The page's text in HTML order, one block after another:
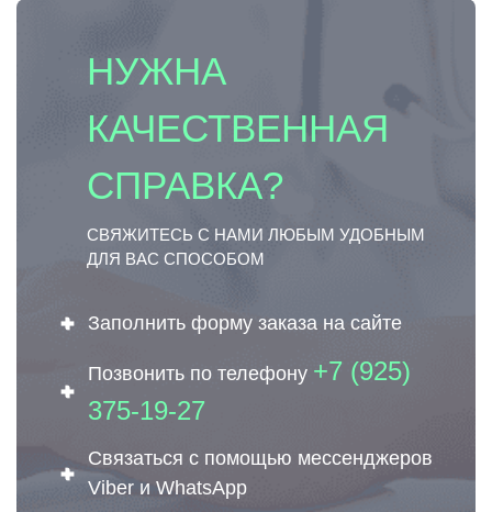
НУЖНА
КАЧЕСТВЕННАЯ
СПРАВКА?
СВЯЖИТЕСЬ С НАМИ ЛЮБЫМ УДОБНЫМ
ДЛЯ ВАС СПОСОБОМ
Заполнить форму заказа на сайте
Позвонить по телефону +7 (925)
375-19-27
Связаться с помощью мессенджеров
Viber и WhatsApp